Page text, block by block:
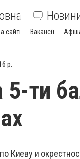
сайті Вакансії
р.
5-ти
Киеву и